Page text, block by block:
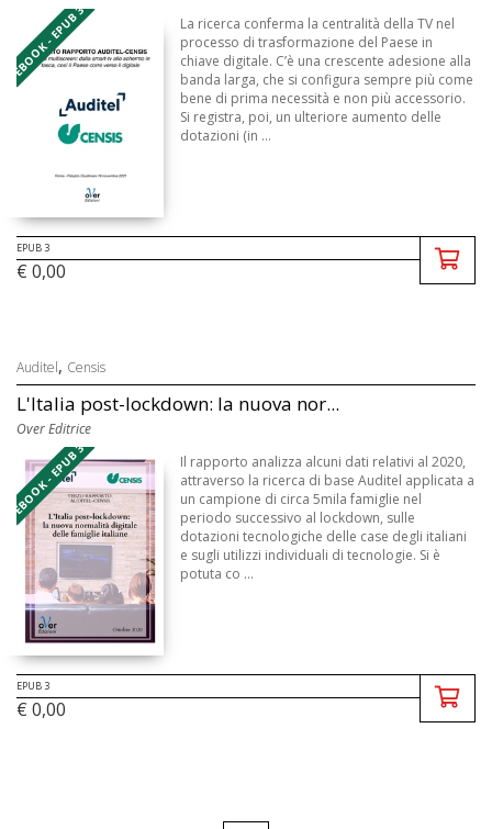
EBOOK - EPUB 3
La ricerca conferma la centralità della TV nel
processo di trasformazione del Paese in
chiave digitale. C’è una crescente adesione alla
banda larga, che si configura sempre più come
bene di prima necessità e non più accessorio.
Si registra, poi, un ulteriore aumento delle
dotazioni (in ...
EPUB 3
€ 0,00
Auditel, Censis
L'Italia post-lockdown: la nuova nor...
Over Editrice
EBOOK - EPUB 3
Il rapporto analizza alcuni dati relativi al 2020,
attraverso la ricerca di base Auditel applicata a
un campione di circa 5mila famiglie nel
periodo successivo al lockdown, sulle
dotazioni tecnologiche delle case degli italiani
e sugli utilizzi individuali di tecnologie. Si è
potuta co ...
EPUB 3
€ 0,00